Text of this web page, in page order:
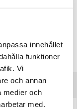
innehållet
funktioner
Vi
och annan
medier och
med.